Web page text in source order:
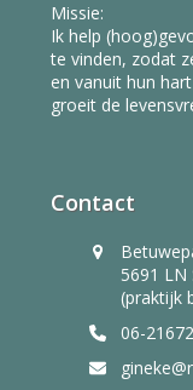
Missie:
Ik help
te vinden, zodat
en vanuit hun
groeit de
Contact
5691 LN
(praktijk
06-